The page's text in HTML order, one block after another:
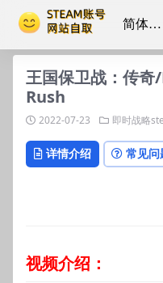
王国保卫战：传
Rush
2022-07-23 即时战略
详情介绍 常见问
视频介绍：